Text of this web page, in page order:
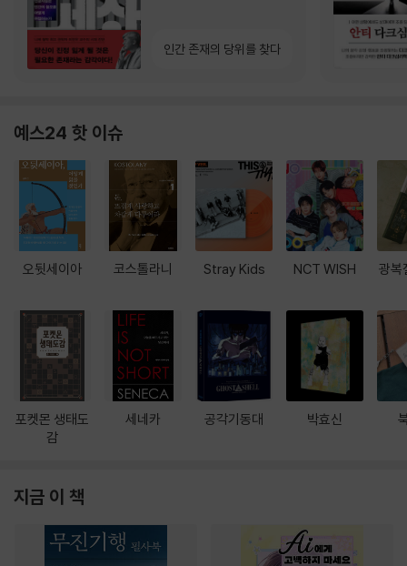
인간 존재의 당위를 찾다
예스24 핫 이슈
오뒷세이아
포켓몬 생태도
감
코스톨라니
세네카
Stray Kids
공각기동대
NCT WISH
박효신
광복
지금 이 책